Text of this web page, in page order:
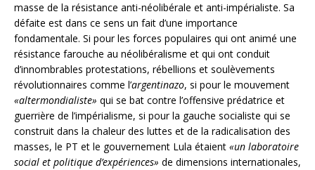
masse de la résistance anti-néolibérale et anti-impérialiste. Sa
défaite est dans ce sens un fait d’une importance
fondamentale. Si pour les forces populaires qui ont animé une
résistance farouche au néolibéralisme et qui ont conduit
d’innombrables protestations, rébellions et soulèvements
révolutionnaires comme l’argentinazo, si pour le mouvement
«altermondialiste» qui se bat contre l’offensive prédatrice et
guerrière de l’impérialisme, si pour la gauche socialiste qui se
construit dans la chaleur des luttes et de la radicalisation des
masses, le PT et le gouvernement Lula étaient «un laboratoire
social et politique d’expériences» de dimensions internationales,